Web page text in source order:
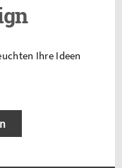
Ihre Ideen